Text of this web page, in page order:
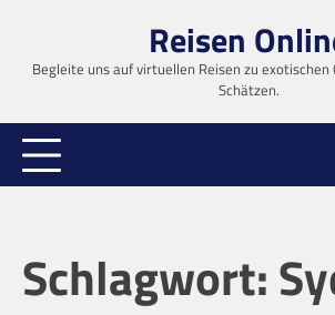
content
Reisen
Begleite uns auf virtuellen Reisen zu
Schätzen.
Schlagwort: